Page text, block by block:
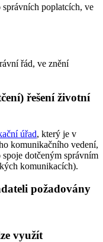
poplatcích, ve
řád, ve znění
řešení životní
úřad, který je v
komunikačního vedení,
dotčeným správním
komunikacích).
požadovány
využít